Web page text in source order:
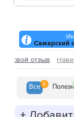
Самарский
Отзывы
свой отзыв
Все 0 Полезн